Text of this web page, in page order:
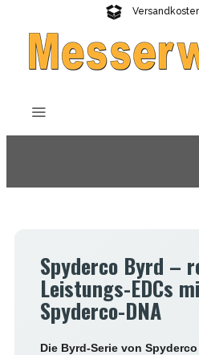
Spyderco Byrd –
Leistungs-EDCs
Spyderco-DNA
Die Byrd-Serie von Spyderco